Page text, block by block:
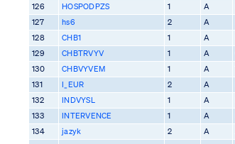
126
HOSPODPZS 1 A
127
hs6 2 A
128
CHB1 1 A
129
CHBTRVYV 1 A
130
CHBVYVEM 1 A
131
I_EUR 2 A
132
INDVYSL 1 A
133
INTERVENCE 1 A
134
jazyk 2 A